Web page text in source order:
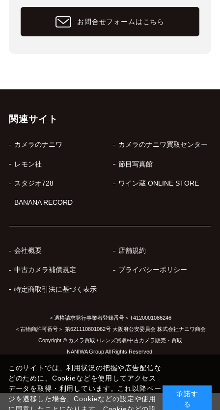
お問合せフォームはこちら
関連サイト
カメラのナニワ カメラのナニワ買取センター
レモン社 節目写真館
スタジオ728 ワイン蔵 ONLINE STORE
BANANA RECORD
会社概要 店舗規約
中古カメラ補償規定 プライバシーポリシー
特定商取引法に基づく表示
＜適格請求発行事業者登録番号＞T4120001086246
＜古物商許可番号＞ 第621110801062号 大阪府公安委員会 株式会社ナニワ商会
Copyright © カメラ買取 / レンズ買取/中古カメラ販売・買取
NANIWA Group All Rights Reserved.
このサイトでは、利用状況の把握や広告配信な
どのために、Cookieなどを使用してアクセス
データを取得・利用しています。これ以降ペー
ジを遷移した場合、Cookieなどの設定や使用
承諾す
る